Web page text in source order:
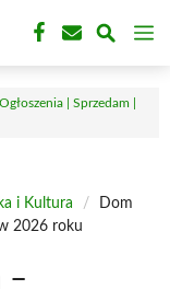
| Sprzedam |
i Kultura /
Dom
2026 roku
–